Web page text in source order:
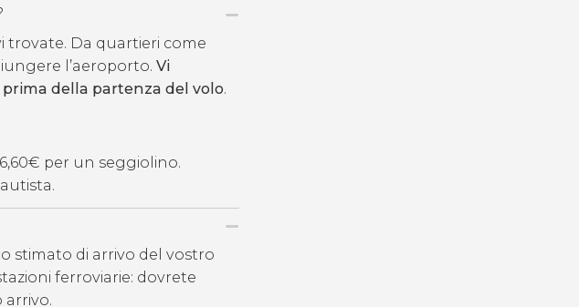
trovate. Da quartieri come
l’aeroporto. Vi
prima della partenza del volo.
per un seggiolino.
stimato di arrivo del vostro
ferroviarie: dovrete